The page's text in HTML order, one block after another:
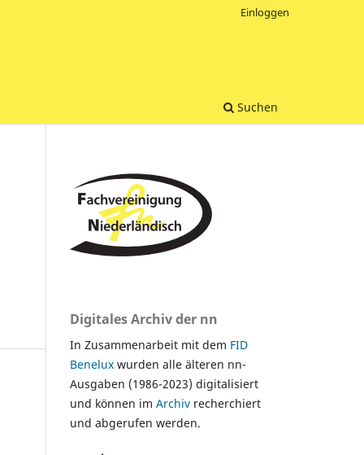
Suchen
Einloggen
Digitales Archiv der nn
In Zusammenarbeit mit dem FID
Benelux wurden alle älteren nn-
Ausgaben (1986-2023) digitalisiert
und können im Archiv recherchiert
und abgerufen werden.